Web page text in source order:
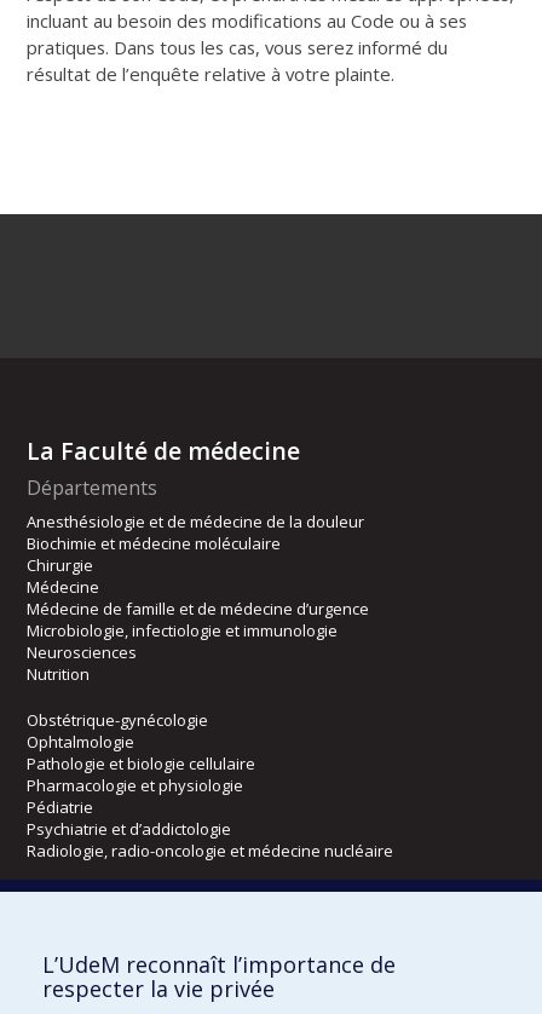
incluant au besoin des modifications au Code ou à ses
pratiques. Dans tous les cas, vous serez informé du
résultat de l’enquête relative à votre plainte.
La Faculté de médecine
Départements
Anesthésiologie et de médecine de la douleur
Biochimie et médecine moléculaire
Chirurgie
Médecine
Médecine de famille et de médecine d’urgence
Microbiologie, infectiologie et immunologie
Neurosciences
Nutrition
Obstétrique-gynécologie
Ophtalmologie
Pathologie et biologie cellulaire
Pharmacologie et physiologie
Pédiatrie
Psychiatrie et d’addictologie
Radiologie, radio-oncologie et médecine nucléaire
Kinésiologie et des sciences de l’activité physique
Orthophonie et audiologie
L’UdeM reconnaît l’importance de
respecter la vie privée